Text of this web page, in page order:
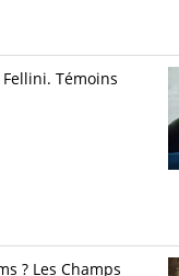
Témoins
? Les Champs